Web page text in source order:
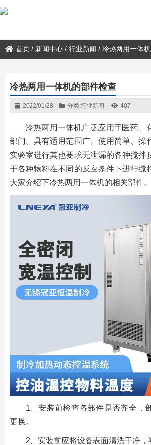
首页 / 新闻中心 /行业新闻 /冷热两用一体
冷热两用一体机的部件检查
2022/01/28 分类:行业新闻 407
冷热两用一体机广泛应用于医药、
部门。具有适用范围广、使用简单、操
实验室进行其他要求无泄漏的各种搅拌
于各种物料在不同的反应条件下进行搅
大家介绍下冷热两用一体机的相关部件。
1、安装前检查各部件是否齐全，
更换。
2、安装前应将设备表面清洗干净，